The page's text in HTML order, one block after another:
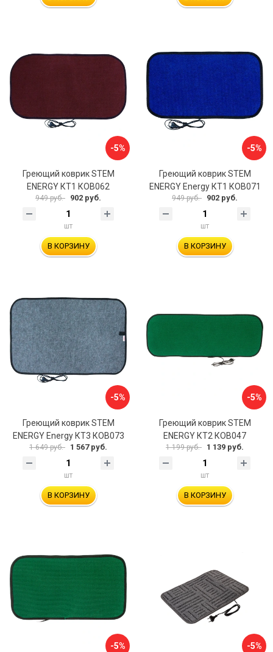
-5%
Греющий коврик STEM
ENERGY КТ1 КОВ062
949 руб. 902 руб.
шт
В КОРЗИНУ
-5%
Греющий коврик STEM
ENERGY Energy КТ1 КОВ071
949 руб. 902 руб.
шт
В КОРЗИНУ
-5%
Греющий коврик STEM
ENERGY Energy КТ3 КОВ073
1 649 руб. 1 567 руб.
шт
В КОРЗИНУ
-5%
Греющий коврик STEM
ENERGY КТ2 КОВ047
1 199 руб. 1 139 руб.
шт
В КОРЗИНУ
-5% -5%